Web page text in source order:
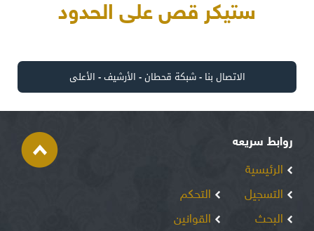
ستيكر قص على الحدود
الاتصال بنا -شبكة قحطان- الأرشيف- الأعلى
روابط سريعه
الرئيسية
التسجيل
البحث
التحكم
القوانين